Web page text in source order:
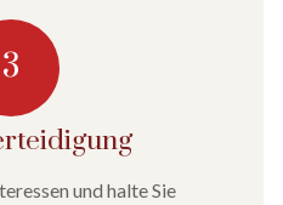
3
und halte Sie